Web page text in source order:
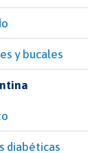
y bucales
diabéticas